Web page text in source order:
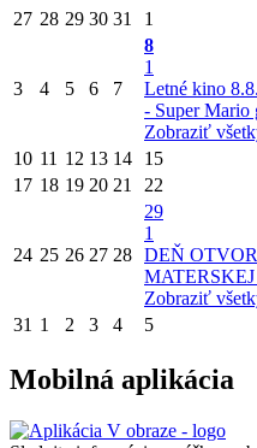
27 28 29 30 31 1
3 4 5 6 7
8
1
Letné kino
- Super
Zobraziť
10 11 12 13 14 15
17 18 19 20 21 22
24 25 26 27 28
29
1
DEŇ
Zobraziť
31 1 2 3 4 5
Mobilná aplikácia